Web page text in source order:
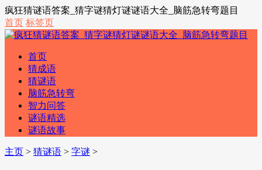
疯狂猜谜语答案_猜字谜猜灯谜谜语大全_脑筋急转弯题目
首页 标签页
首页
猜成语
猜谜语
脑筋急转弯
智力问答
谜语精选
谜语故事
主页 > 猜谜语 > 字谜 >